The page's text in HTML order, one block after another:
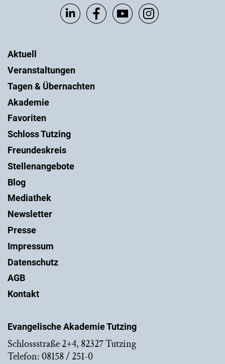
Evangelische Akademie Tutzing
Schlossstraße 2+4, 82327 Tutzing
Telefon: 08158 / 251-0
Aktuell
Veranstaltungen
Tagen & Übernachten
Akademie
Favoriten
Schloss Tutzing
Freundeskreis
Stellenangebote
Blog
Mediathek
Newsletter
Presse
Impressum
Datenschutz
AGB
Kontakt